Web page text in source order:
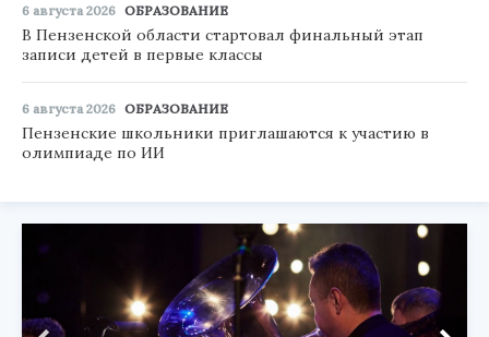
6 августа 2026 ОБРАЗОВАНИЕ
В Пензенской области стартовал финальный этап
записи детей в первые классы
6 августа 2026 ОБРАЗОВАНИЕ
Пензенские школьники приглашаются к участию в
олимпиаде по ИИ